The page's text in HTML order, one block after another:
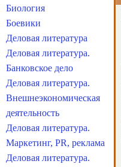
Биология
Боевики
Деловая литература
Деловая литература.
Банковское дело
Деловая литература.
Внешнеэкономическая
деятельность
Деловая литература.
Маркетинг, PR, реклама
Деловая литература.